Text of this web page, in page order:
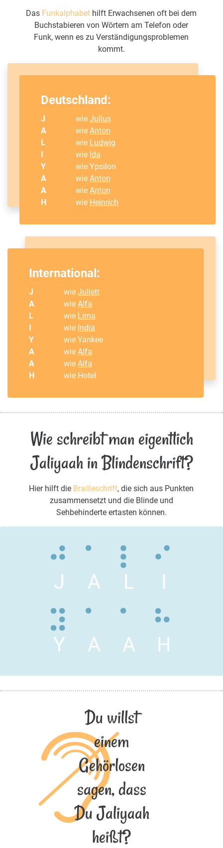
Das Funkalphabet hilft Erwachsenen oft bei dem
Buchstabieren von Wörtern am Telefon oder
Funk, wenn es zu Verständigungsproblemen
kommt.
Deutschland:
J wieJulius
A
wieAnton
L
wie Ludwig
I
wie Ida
Y
wie Ypsilon
A
wieAnton
A
wieAnton
H
wie Heinrich
International:
J wieJuliett
A
wieAlfa
L
wie Lima
I
wie India
Y
wie Yankee
A
wieAlfa
A
wieAlfa
H
wie Hotel
Wie schreibt man eigentlich
Jaliyaah in Blindenschrift?
Hier hilft die Brailleschrift, die sich aus Punkten
zusammensetzt und die Blinde und
Sehbehinderte ertasten können.
J A L I
Y A A H
Du willst
einem
Gehörlosen
sagen, dass
Du Jaliyaah
heißt?